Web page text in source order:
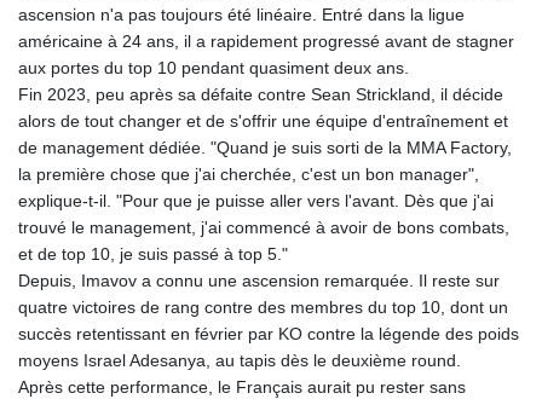
ascension n'a pas toujours été linéaire. Entré dans la ligue
américaine à 24 ans, il a rapidement progressé avant de stagner
aux portes du top 10 pendant quasiment deux ans.
Fin 2023, peu après sa défaite contre Sean Strickland, il décide
alors de tout changer et de s'offrir une équipe d'entraînement et
de management dédiée. "Quand je suis sorti de la MMA Factory,
la première chose que j'ai cherchée, c'est un bon manager",
explique-t-il. "Pour que je puisse aller vers l'avant. Dès que j'ai
trouvé le management, j'ai commencé à avoir de bons combats,
et de top 10, je suis passé à top 5."
Depuis, Imavov a connu une ascension remarquée. Il reste sur
quatre victoires de rang contre des membres du top 10, dont un
succès retentissant en février par KO contre la légende des poids
moyens Israel Adesanya, au tapis dès le deuxième round.
Après cette performance, le Français aurait pu rester sans